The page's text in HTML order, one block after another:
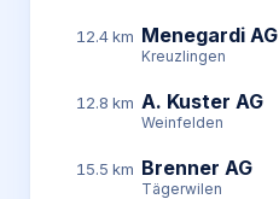
12.4 km Menegardi AG
Kreuzlingen
12.8 km A. Kuster AG
Weinfelden
15.5 km Brenner AG
Tägerwilen